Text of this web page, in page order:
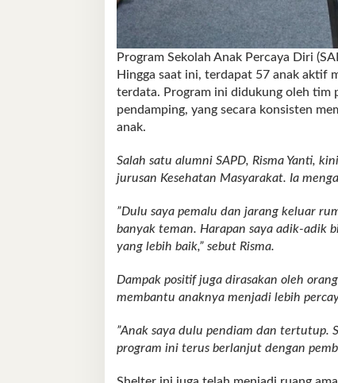
Program Sekolah Anak Percaya Diri
Hingga saat ini, terdapat 57 anak aktif
terdata. Program ini didukung oleh tim
pendamping, yang secara konsisten
anak.
Salah satu alumni SAPD, Risma Yanti,
jurusan Kesehatan Masyarakat. Ia
”Dulu saya pemalu dan jarang keluar
banyak teman. Harapan saya adik-adik
yang lebih baik,” sebut Risma.
Dampak positif juga dirasakan oleh
membantu anaknya menjadi lebih
”Anak saya dulu pendiam dan tertutup.
program ini terus berlanjut dengan